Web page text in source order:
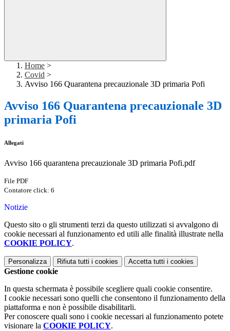
Home >
Covid >
Avviso 166 Quarantena precauzionale 3D primaria Pofi
Avviso 166 Quarantena precauzionale 3D
primaria Pofi
Allegati
Avviso 166 quarantena precauzionale 3D primaria Pofi.pdf
File PDF
Contatore click: 6
Notizie
Questo sito o gli strumenti terzi da questo utilizzati si avvalgono di
cookie necessari al funzionamento ed utili alle finalità illustrate nella
COOKIE POLICY.
Personalizza Rifiuta tutti i cookies Accetta tutti i cookies
Gestione cookie
In questa schermata è possibile scegliere quali cookie consentire.
I cookie necessari sono quelli che consentono il funzionamento della
piattaforma e non è possibile disabilitarli.
Per conoscere quali sono i cookie necessari al funzionamento potete
visionare la COOKIE POLICY.